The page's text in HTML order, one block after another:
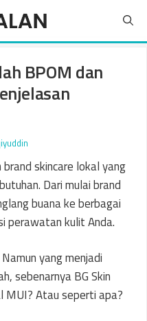
BPOM dan
skincare lokal yang
Dari mulai brand
buana ke berbagai
perawatan kulit Anda.
yang menjadi
sebenarnya BG Skin
MUI? Atau seperti apa?